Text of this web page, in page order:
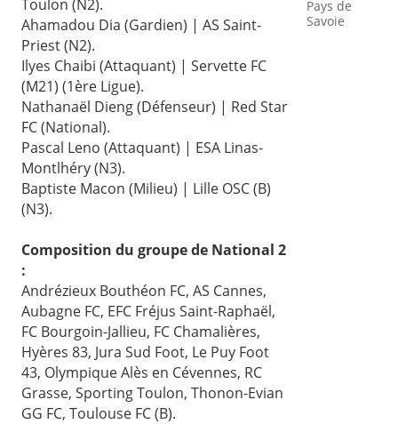
Toulon (N2).
Ahamadou Dia (Gardien) | AS Saint-
Priest (N2).
Ilyes Chaibi (Attaquant) | Servette FC
(M21) (1ère Ligue).
Nathanaël Dieng (Défenseur) | Red Star
FC (National).
Pascal Leno (Attaquant) | ESA Linas-
Montlhéry (N3).
Baptiste Macon (Milieu) | Lille OSC (B)
(N3).
Composition du groupe de National 2
:
Andrézieux Bouthéon FC, AS Cannes,
Aubagne FC, EFC Fréjus Saint-Raphaël,
FC Bourgoin-Jallieu, FC Chamalières,
Hyères 83, Jura Sud Foot, Le Puy Foot
43, Olympique Alès en Cévennes, RC
Grasse, Sporting Toulon, Thonon-Evian
GG FC, Toulouse FC (B).
Pays de
Savoie